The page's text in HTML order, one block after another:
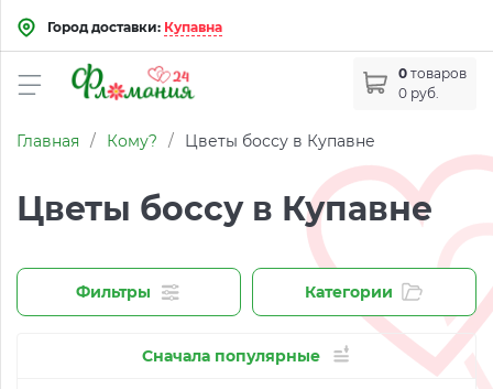
Город доставки: Купавна
0 товаров
0 руб.
Главная / Кому? / Цветы боссу в Купавне
Цветы боссу в Купавне
Фильтры Категории
Сначала популярные